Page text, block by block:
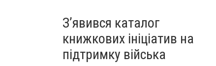
З’явився каталог
книжкових ініціатив на
підтримку війська